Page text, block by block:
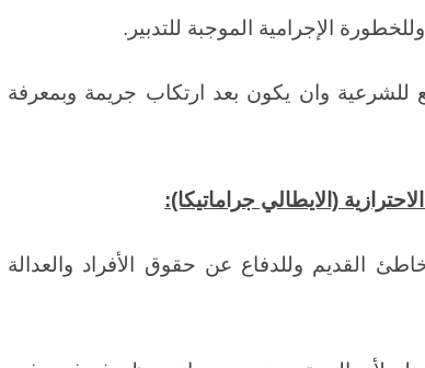
الإجرامية الموجبة للتدبير.
للشرعية وان يكون بعد ارتكاب جريمة وبمعرفة
القديم وللدفاع عن حقوق الأفراد والعدالة